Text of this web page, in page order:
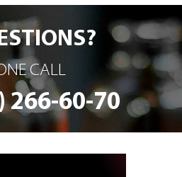
CALL
266-60-70